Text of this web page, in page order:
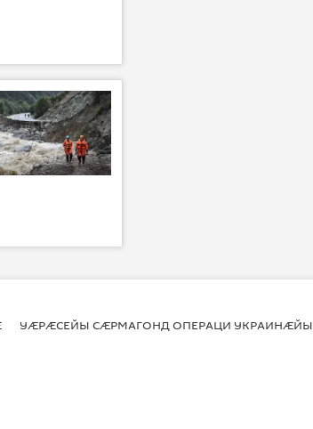
УӔРӔСЕЙЫ СӔРМАГОНД ОПЕРАЦИ УКРАИНӔЙЫ